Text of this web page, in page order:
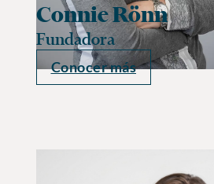
Connie Rönn
Fundadora
Conocer más